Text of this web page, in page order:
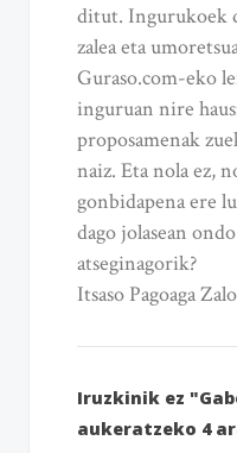
ditut. Ingurukoek
zalea eta
Guraso.com-eko
inguruan nire
proposamenak
naiz. Eta nola ez,
gonbidapena ere
dago jolasean
atseginagorik?
Itsaso Pagoaga
Iruzkinik ez
aukeratzeko 4